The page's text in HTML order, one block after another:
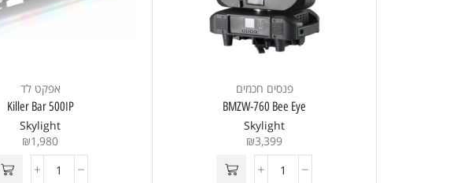
פנסים חכמים
BMZW-760 Bee Eye
Skylight
₪3,399
אפקט לד
Killer Bar 500IP
Skylight
₪1,980